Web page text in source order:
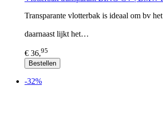
Transparante vlotterbak is ideaal om bv
daarnaast lijkt het…
€ 36,95
Bestellen
-32%